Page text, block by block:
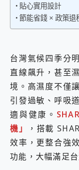
貼心實用設計
節能省錢 × 政策退
台灣氣候四季分
直線飆升，甚至
境。高濕度不僅
引發過敏、呼吸
適與健康。
機」
，搭載
效率，更整合強
功能，大幅滿足